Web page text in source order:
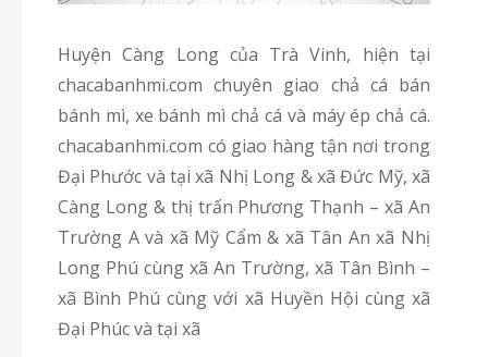
Huyện Càng Long của Trà Vinh, hiện tại
chacabanhmi.com chuyên giao chả cá bán
bánh mì, xe bánh mì chả cá và máy ép chả cá.
chacabanhmi.com có giao hàng tận nơi trong
Đại Phước và tại xã Nhị Long & xã Đức Mỹ, xã
Càng Long & thị trấn Phương Thạnh – xã An
Trường A và xã Mỹ Cẩm & xã Tân An xã Nhị
Long Phú cùng xã An Trường, xã Tân Bình –
xã Bình Phú cùng với xã Huyền Hội cùng xã
Đại Phúc và tại xã